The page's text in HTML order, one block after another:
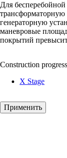
Для
трансформаторную
генераторную
маневровые
покрытий
Construction progress
X Stage